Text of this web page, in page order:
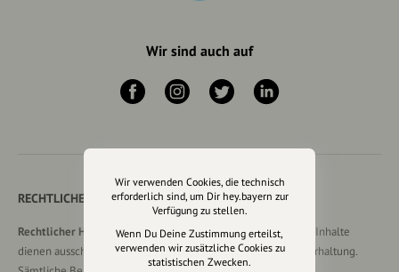
Wir sind auch auf
RECHTLICHER HINWEIS UND TRANSPARENZHINWEIS
Rechtlicher Hinweis:Die auf dieser Website veröffentlichten Inhalte
dienen ausschließlich der allgemeinen Information und Unterhaltung.
Wir verwenden Cookies, die technisch
erforderlich sind, um Dir hey.bayern zur
Verfügung zu stellen.
Wenn Du Deine Zustimmung erteilst,
verwenden wir zusätzliche Cookies zu
statistischen Zwecken.